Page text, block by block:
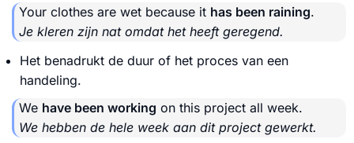
Your clothes are wet because it has been raining.
Je kleren zijn nat omdat het heeft geregend.
Het benadrukt de duur of het proces van een
handeling.
We have been working on this project all week.
We hebben de hele week aan dit project gewerkt.